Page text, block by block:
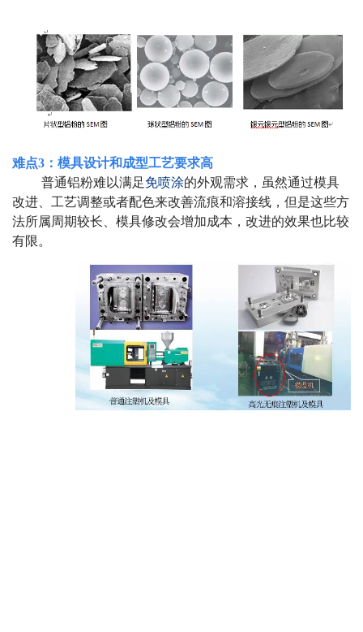
难点3 ：模具设计和成型工艺要求高
普通铝粉难以满足免喷涂的外观需求，虽然通过模具
改进、工艺调整或者配色来改善流痕和溶接线，但是这些方
法所属周期较长、模具修改会增加成本，改进的效果也比较
有限。